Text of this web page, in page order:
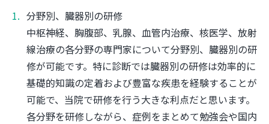
分野別、臓器別の研修
中枢神経、胸腹部、乳腺、血管内治療、核医学、放射
線治療の各分野の専門家について分野別、臓器別の研
修が可能です。特に診断では臓器別の研修は効率的に
基礎的知識の定着および豊富な疾患を経験することが
可能で、当院で研修を行う大きな利点だと思います。
各分野を研修しながら、症例をまとめて勉強会や国内